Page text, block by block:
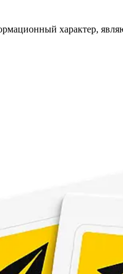
характер,